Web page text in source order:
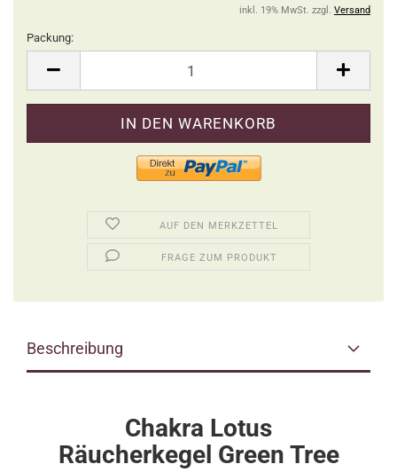
inkl. 19% MwSt. zzgl. Versand
Packung:
AUF DEN MERKZETTEL
FRAGE ZUM PRODUKT
Beschreibung
Chakra Lotus
Räucherkegel Green Tree